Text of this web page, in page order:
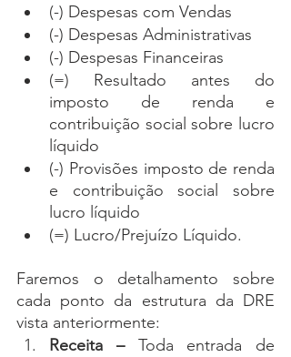
(-) Despesas com Vendas
(-) Despesas Administrativas
(-) Despesas Financeiras
(=) Resultado antes do
imposto de renda e
contribuição social sobre lucro
líquido
(-) Provisões imposto de renda
e contribuição social sobre
lucro líquido
(=) Lucro/Prejuízo Líquido.
Faremos o detalhamento sobre
cada ponto da estrutura da DRE
vista anteriormente:
Receita – Toda entrada de